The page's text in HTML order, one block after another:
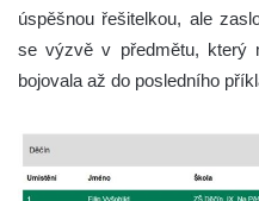
úspěšnou řešitelkou, ale
se výzvě v předmětu, který
bojovala až do posledního